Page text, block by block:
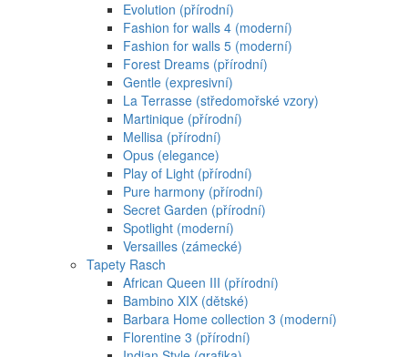
Evolution (přírodní)
Fashion for walls 4 (moderní)
Fashion for walls 5 (moderní)
Forest Dreams (přírodní)
Gentle (expresivní)
La Terrasse (středomořské vzory)
Martinique (přírodní)
Mellisa (přírodní)
Opus (elegance)
Play of Light (přírodní)
Pure harmony (přírodní)
Secret Garden (přírodní)
Spotlight (moderní)
Versailles (zámecké)
Tapety Rasch
African Queen III (přírodní)
Bambino XIX (dětské)
Barbara Home collection 3 (moderní)
Florentine 3 (přírodní)